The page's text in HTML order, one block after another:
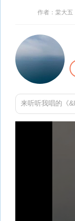
作者：棠大
来听听我唱的《